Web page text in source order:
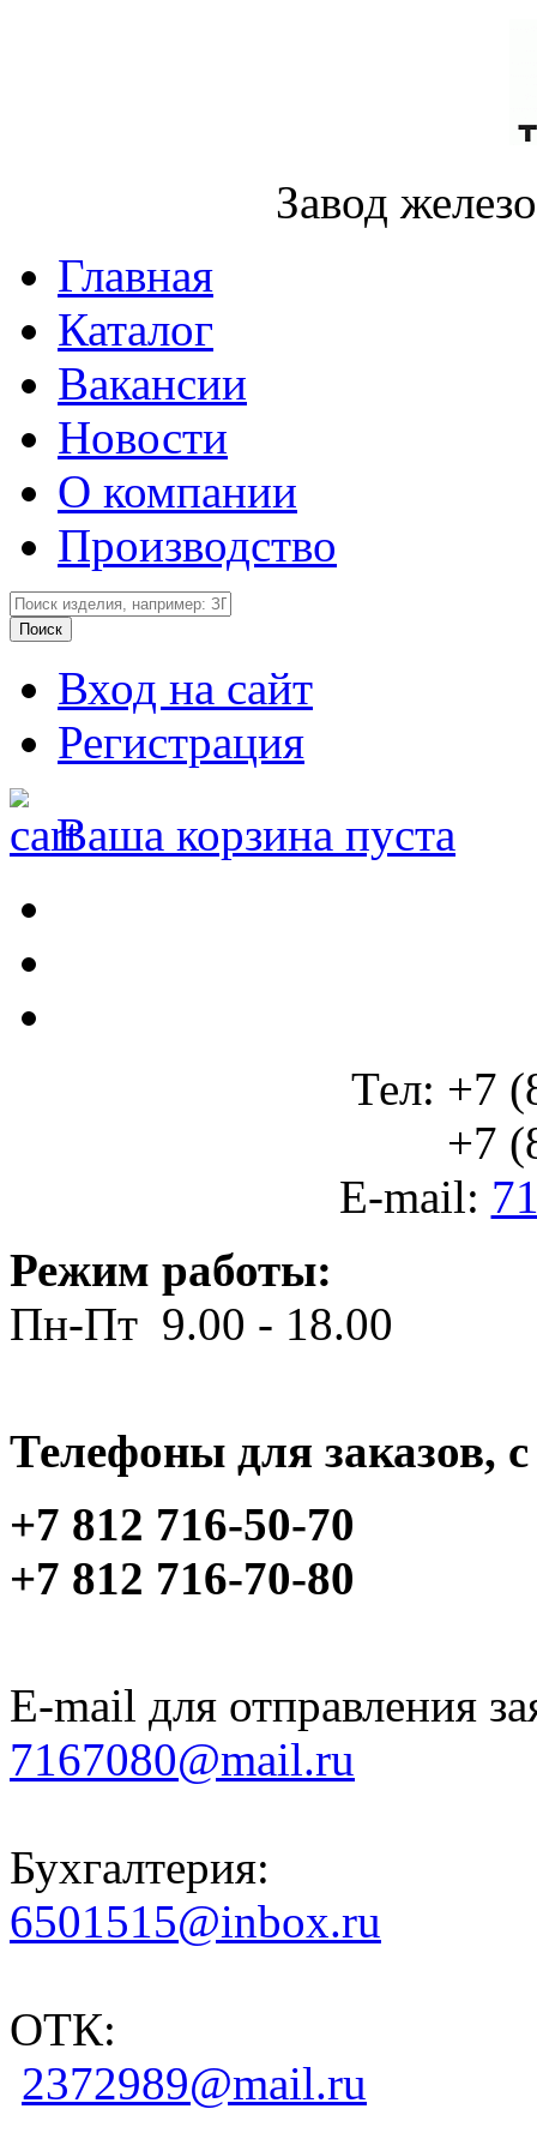
Завод
Главная
Каталог
Вакансии
Новости
О компании
Производство
Вход на сайт
Регистрация
Ваша корзина пуста
Тел: +7
+7
E-mail:
Режим работы:
Пн-Пт 9.00 - 18.00
Телефоны для заказов,
+7 812 716-50-70
+7 812 716-70-80
E-mail для отправления
7167080@mail.ru
Бухгалтерия:
6501515@inbox.ru
ОТК:
2372989@mail.ru